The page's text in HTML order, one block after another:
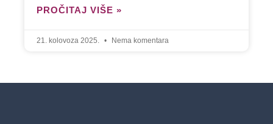
PROČITAJ VIŠE »
21. kolovoza 2025. Nema komentara